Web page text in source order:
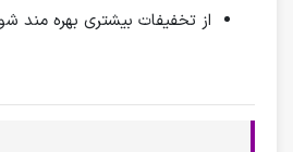
از تخفیفات بیشتری بهره مند